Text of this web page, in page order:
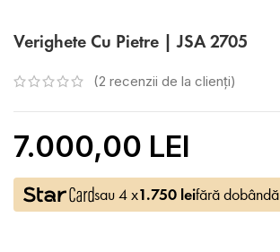
Verighete Cu Pietre | JSA 2705
(2 recenzii de la clienți)
7.000,00 LEI
sau 4 x1.750 leifără dobândă